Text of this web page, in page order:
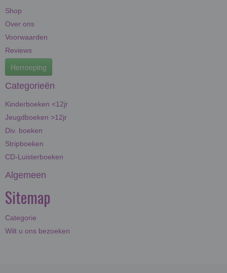
Shop
Over ons
Voorwaarden
Reviews
Herroeping
Categorieën
Kinderboeken <12jr
Jeugdboeken >12jr
Div. boeken
Stripboeken
CD-Luisterboeken
Algemeen
Sitemap
Categorie
Wilt u ons bezoeken